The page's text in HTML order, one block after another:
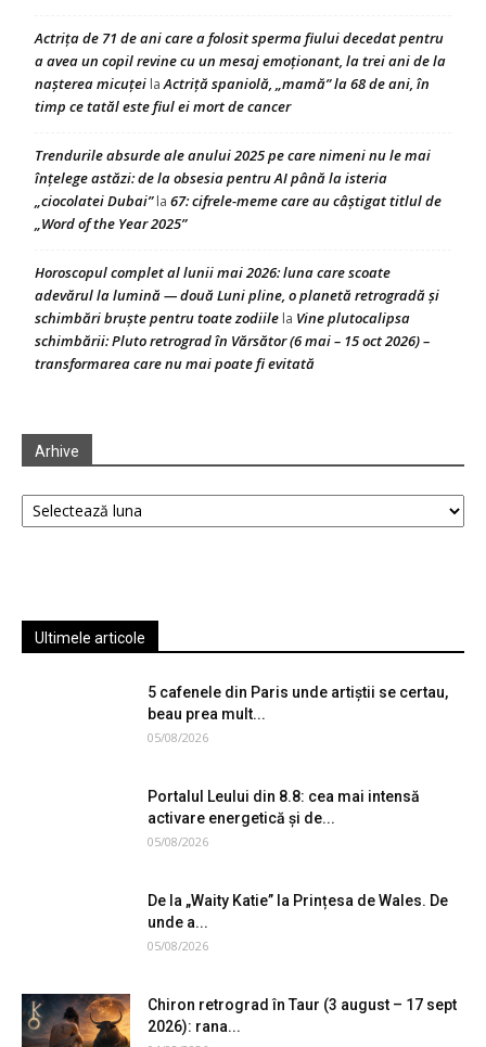
Actrița de 71 de ani care a folosit sperma fiului decedat pentru
a avea un copil revine cu un mesaj emoționant, la trei ani de la
nașterea micuței laActriță spaniolă, „mamă” la 68 de ani, în
timp ce tatăl este fiul ei mort de cancer
Trendurile absurde ale anului 2025 pe care nimeni nu le mai
înțelege astăzi: de la obsesia pentru AI până la isteria
„ciocolatei Dubai”la 67: cifrele-meme care au câștigat titlul de
„Word of the Year 2025”
Horoscopul complet al lunii mai 2026: luna care scoate
adevărul la lumină — două Luni pline, o planetă retrogradă și
schimbări bruște pentru toate zodiile la Vine plutocalipsa
schimbării: Pluto retrograd în Vărsător (6 mai – 15 oct 2026) –
transformarea care nu mai poate fi evitată
Arhive
Arhive
Ultimele articole
5 cafenele din Paris unde artiștii se certau,
beau prea mult...
05/08/2026
Portalul Leului din 8.8: cea mai intensă
activare energetică și de...
05/08/2026
De la „Waity Katie” la Prințesa de Wales. De
unde a...
05/08/2026
Chiron retrograd în Taur (3 august – 17 sept
2026): rana...